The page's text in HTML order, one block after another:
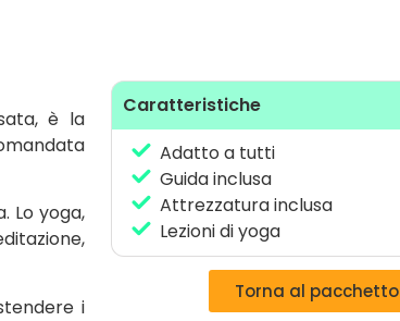
è la
Lo yoga,
i
Caratteristiche
Adatto a tutti
Guida inclusa
Attrezzatura inclusa
Lezioni di yoga
Torna al pacchetto